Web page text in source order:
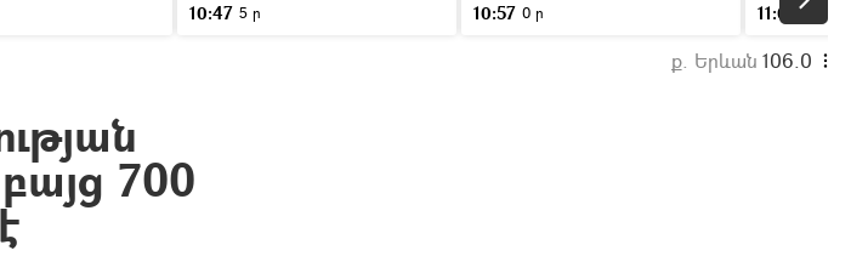
10:47 5 ր 10:57 0 ր 11:00
ք. Երևան 106.0
700